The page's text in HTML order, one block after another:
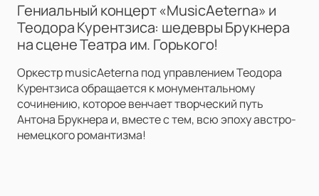
Гениальный концерт «MusicAeterna» и
Теодора Курентзиса: шедевры Брукнера
на сцене Театра им. Горького!
Оркестр musicAeterna под управлением Теодора
Курентзиса обращается к монументальному
сочинению, которое венчает творческий путь
Антона Брукнера и, вместе с тем, всю эпоху австро-
немецкого романтизма!